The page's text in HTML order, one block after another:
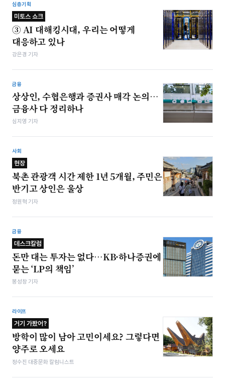
심층기획
미토스 쇼크
③ AI 대해킹시대, 우리는 어떻게
대응하고 있나
강은경 기자
금융
상상인, 수협은행과 증권사 매각 논의…
금융사 다 정리하나
심지영 기자
사회
현장
북촌 관광객 시간 제한 1년 5개월, 주민은
반기고 상인은 울상
정원혁 기자
금융
데스크칼럼
돈만 대는 투자는 없다…KB·하나증권에
묻는 ‘LP의 책임’
봉성창 기자
라이프
거기 가봤어?
방학이 많이 남아 고민이세요? 그렇다면
양주로 오세요
정수진 대중문화 칼럼니스트